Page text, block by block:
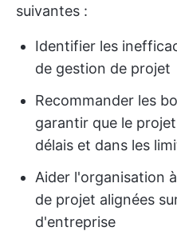
suivantes :
Identifier les
de gestion de projet
Recommander les
garantir que le
délais et dans les
Aider l'organisation
de projet alignées
d'entreprise